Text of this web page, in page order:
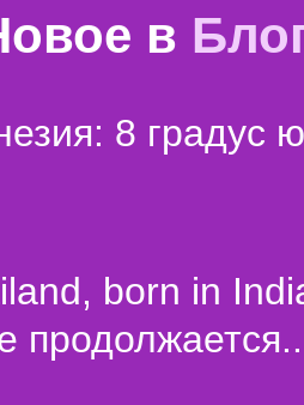
в
8 градус
born in